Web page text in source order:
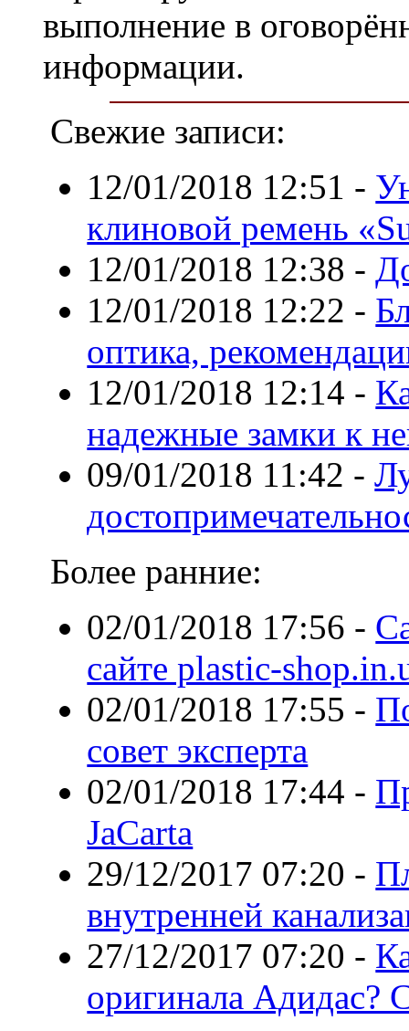
выполнение в
информации.
Свежие записи:
12/01/2018 12:51 -
клиновой ремень
12/01/2018 12:38 -
12/01/2018 12:22 -
оптика,
12/01/2018 12:14 -
надежные замки к
09/01/2018 11:42 -
Более ранние:
02/01/2018 17:56 -
сайте plastic-
02/01/2018 17:55 -
совет эксперта
02/01/2018 17:44 -
JaCarta
29/12/2017 07:20 -
внутренней
27/12/2017 07:20 -
оригинала Адидас?